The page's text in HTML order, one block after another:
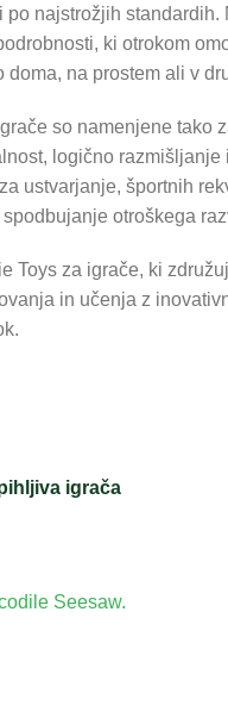
po najstrožjih
ki otrokom
doma, na prostem ali v
so namenjene tako
logično
ustvarjanje, športnih
otroškega
Toys za igrače, ki
in učenja z
igrača